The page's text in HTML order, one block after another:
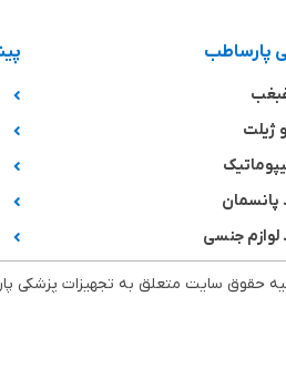
پارساطب
ژیلت
پانسمان
لوازم جنسی
حقوق سایت متعلق به تجهیزات پزشکی